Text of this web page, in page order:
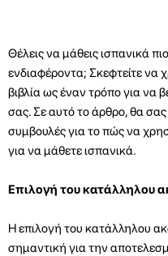
Θέλεις να μάθεις ισπανικά
ενδιαφέροντα; Σκεφτείτε να
βιβλία ως έναν τρόπο για να
σας. Σε αυτό το άρθρο, θα
συμβουλές για το πώς να
για να μάθετε ισπανικά.
Επιλογή του κατάλληλου
Η επιλογή του κατάλληλου
σημαντική για την